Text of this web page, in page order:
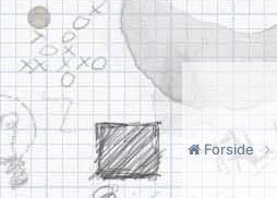
Forside